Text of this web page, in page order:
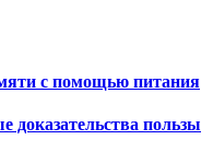
с помощью питания
доказательства пользы